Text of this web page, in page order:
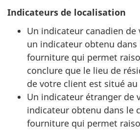
Indicateurs de localisation
Un indicateur canadien
un indicateur obtenu dans
fourniture qui permet
conclure que le lieu de
de votre client est situé au
Un indicateur étranger de
indicateur obtenu dans le
fourniture qui permet